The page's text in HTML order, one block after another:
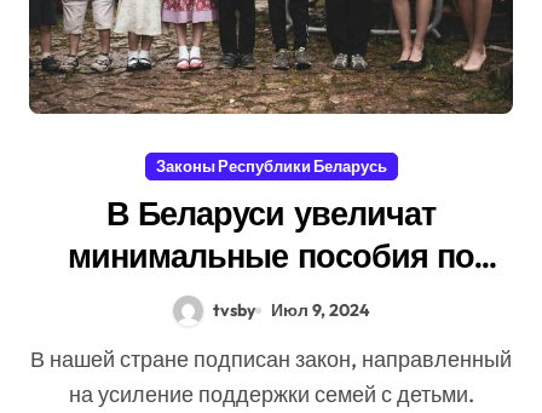
Законы Республики Беларусь
В Беларуси увеличат
минимальные пособия по
беременности и родам. Когда и
tvsby Июл 9, 2024
В нашей стране подписан закон, направленный
на усиление поддержки семей с детьми.